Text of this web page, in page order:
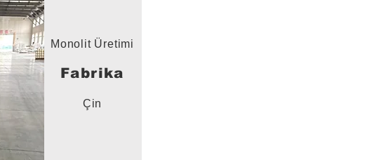
Monolit Üretimi
Fabrika
Çin